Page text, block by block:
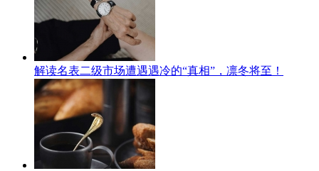
解读名表二级市场遭遇遇冷的“真相”，凛冬将至！